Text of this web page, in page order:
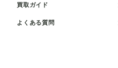
買取ガイド
よくある質問